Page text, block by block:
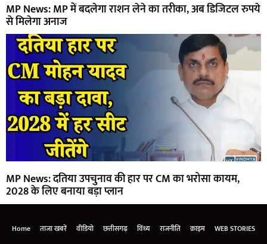
MP News: MP में बदलेगा राशन लेने का तरीका, अब डिजिटल रुपये
से मिलेगा अनाज
MP News: दतिया उपचुनाव की हार पर CM का भरोसा कायम,
2028 के लिए बनाया बड़ा प्लान
Home ताजा खबरें वीडियो छत्तीसगढ़ विंध्य राजनीति क्राइम WEB STORIES